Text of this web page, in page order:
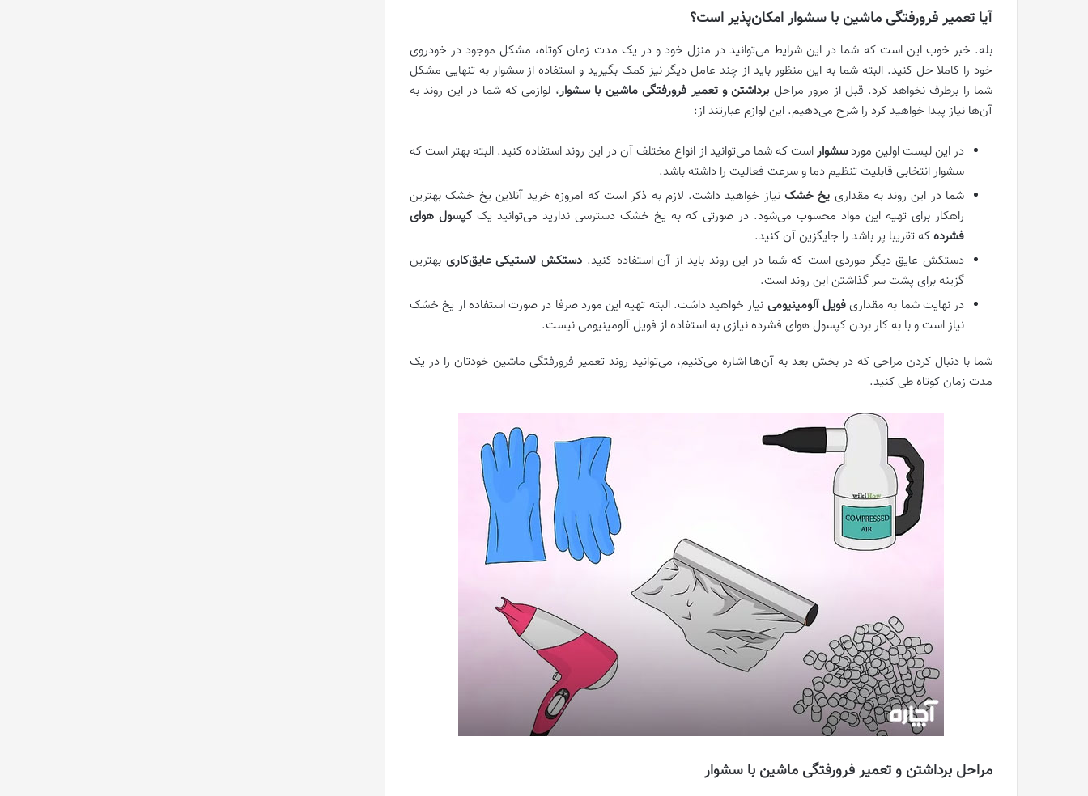
آیا تعمیر فرورفتگی ماشین با سشوار امکان‌پذیر است؟
بله. خبر خوب این است که شما در این شرایط می‌توانید در منزل خود و در یک مدت زمان کوتاه، مشکل موجود در خودروی
خود را کاملا حل کنید. البته شما به این منظور باید از چند عامل دیگر نیز کمک بگیرید و استفاده از سشوار به تنهایی مشکل
شما را برطرف نخواهد کرد. قبل از مرور مراحلبرداشتن و تعمیر فرورفتگی ماشین با سشوار، لوازمی که شما در این روند به
آن‌ها نیاز پیدا خواهید کرد را شرح می‌دهیم. این لوازم عبارتند از:
در این لیست اولین موردسشواراست که شما می‌توانید از انواع مختلف آن در این روند استفاده کنید. البته بهتر است که
سشوار انتخابی قابلیت تنظیم دما و سرعت فعالیت را داشته باشد.
شما در این روند به مقداری یخ خشک نیاز خواهید داشت. لازم به ذکر است که امروزه خرید آنلاین یخ خشک بهترین
راهکار برای تهیه این مواد محسوب می‌شود. در صورتی که به یخ خشک دسترسی ندارید می‌توانید یک کپسول هوای
فشردهکه تقریبا پر باشد را جایگزین آن کنید.
دستکش عایق دیگر موردی است که شما در این روند باید از آن استفاده کنید. دستکش لاستیکی عایق‌کاری بهترین
گزینه برای پشت سر گذاشتن این روند است.
در نهایت شما به مقداریفویل آلومینیومی نیاز خواهید داشت. البته تهیه این مورد صرفا در صورت استفاده از یخ خشک
نیاز است و با به کار بردن کپسول هوای فشرده نیازی به استفاده از فویل آلومینیومی نیست.
شما با دنبال کردن مراحی که در بخش بعد به آن‌ها اشاره می‌کنیم، می‌توانید روند تعمیر فرورفتگی ماشین خودتان را در یک
مدت زمان کوتاه طی کنید.
مراحل برداشتن و تعمیر فرورفتگی ماشین با سشوار